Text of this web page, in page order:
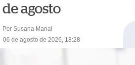
de agosto
Por Susana Manai
06 de agosto de 2026, 18:28